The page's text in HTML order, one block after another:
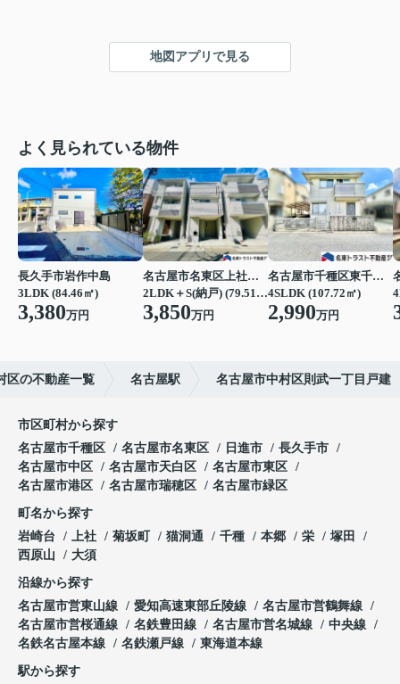
地図アプリで見る
よく見られている物件
長久手市岩作中島
3LDK (84.46㎡)
3,380万円
名古屋市名東区上社３丁目
2LDK＋S(納戸) (79.51㎡)
3,850万円
名古屋市千種区東千種台
4SLDK (107.72㎡)
2,990万円
区の不動産一覧 名古屋駅 名古屋市中村区則武一丁目戸建
市区町村から探す
名古屋市千種区
名古屋市名東区 日進市
長久手市
名古屋市中区
名古屋市天白区
名古屋市東区
名古屋市港区
名古屋市瑞穂区 名古屋市緑区
町名から探す
岩崎台
上社 菊坂町 猫洞通 千種 本郷 栄
塚田
西原山
大須
沿線から探す
名古屋市営東山線
愛知高速東部丘陵線
名古屋市営鶴舞線
名古屋市営桜通線
名鉄豊田線 名古屋市営名城線
中央線
名鉄名古屋本線
名鉄瀬戸線 東海道本線
駅から探す